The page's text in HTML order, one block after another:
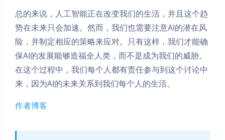
总的来说，人工智能正在改变我们的生活，并且这个趋
势在未来只会加速。然而，我们也需要注意AI的潜在风
险，并制定相应的策略来应对。只有这样，我们才能确
保AI的发展能够造福全人类，而不是成为我们的威胁。
在这个过程中，我们每个人都有责任参与到这个讨论中
来，因为AI的未来关系到我们每个人的生活。
作者博客